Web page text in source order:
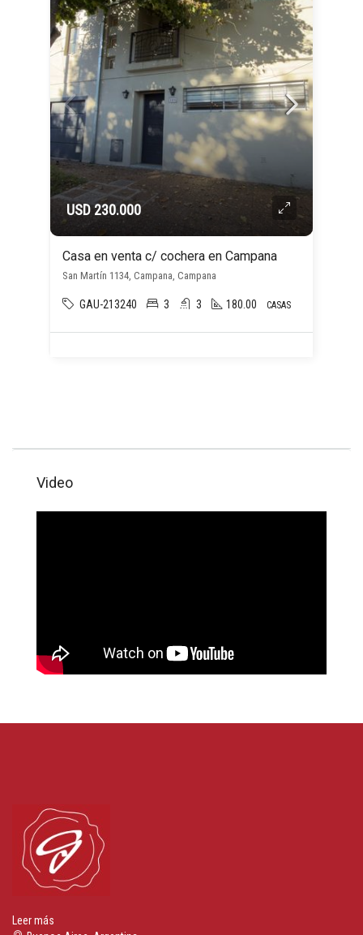
USD 230.000
Casa en venta c/ cochera en Campana
San Martín 1134, Campana, Campana
GAU-213240 3 3 180.00 CASAS
Video
Leer más